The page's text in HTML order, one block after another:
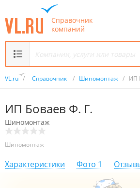
Справочник
компаний
VL.ru / Справочник / Шиномонтаж / ИП
ИП Боваев Ф. Г.
Шиномонтаж
Шиномонтаж
Характеристики Фото 1